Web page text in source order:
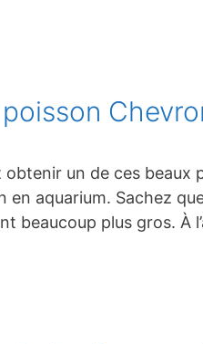
obtenir un de ces
en aquarium. Sachez
beaucoup plus gros. À